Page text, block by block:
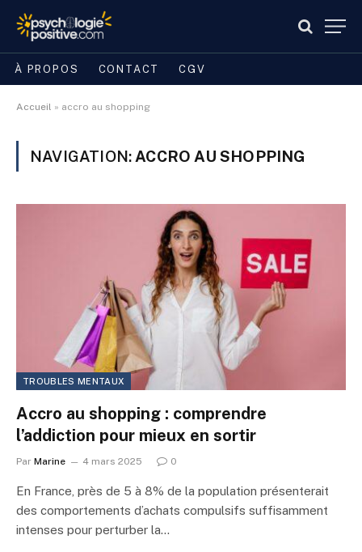
À PROPOS CONTACT CGV
Accueil » accro au shopping
NAVIGATION: ACCRO AU SHOPPING
TROUBLES MENTAUX
Accro au shopping : comprendre
l’addiction pour mieux en sortir
Par Marine 4 mars 2025 0
En France, près de 5 à 8% de la population présenterait
des comportements d’achats compulsifs suffisamment
intenses pour perturber la…